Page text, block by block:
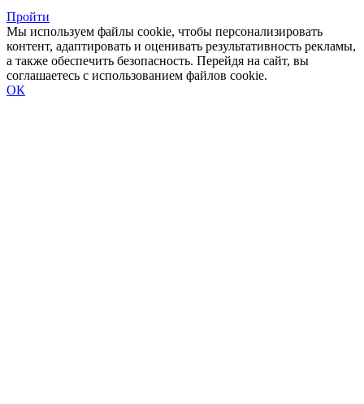
Пройти
Мы используем файлы cookie, чтобы персонализировать
контент, адаптировать и оценивать результативность рекламы,
а также обеспечить безопасность. Перейдя на сайт, вы
соглашаетесь с использованием файлов cookie.
ОК